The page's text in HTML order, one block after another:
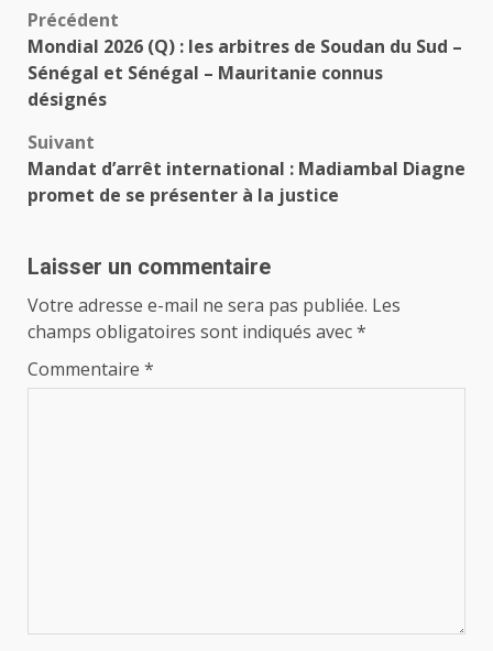
Navigation
d’article
Précédent
Mondial 2026 (Q) : les arbitres de Soudan du Sud –
Sénégal et Sénégal – Mauritanie connus
désignés
Suivant
Mandat d’arrêt international : Madiambal Diagne
promet de se présenter à la justice
Laisser un commentaire
Votre adresse e-mail ne sera pas publiée. Les
champs obligatoires sont indiqués avec*
Commentaire *